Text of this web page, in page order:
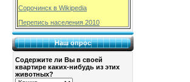
Сорочинск в Wikipedia
Перепись населения 2010
Наш опрос
Содержите ли Вы в своей
квартире каких-нибудь из этих
животных?